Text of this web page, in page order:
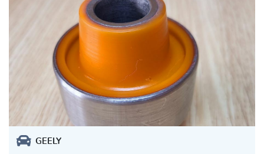
GEELY